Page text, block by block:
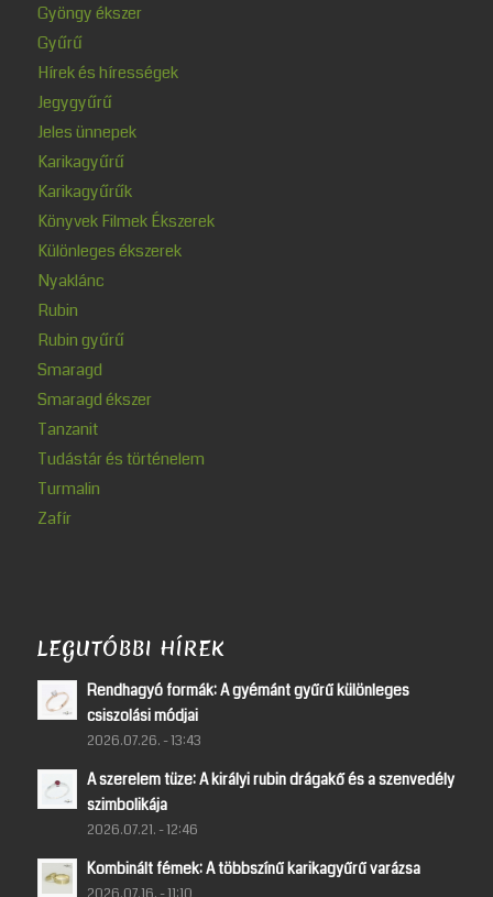
Gyöngy ékszer
Gyűrű
Hírek és hírességek
Jegygyűrű
Jeles ünnepek
Karikagyűrű
Karikagyűrűk
Könyvek Filmek Ékszerek
Különleges ékszerek
Nyaklánc
Rubin
Rubin gyűrű
Smaragd
Smaragd ékszer
Tanzanit
Tudástár és történelem
Turmalin
Zafír
LEGUTÓBBI HÍREK
Rendhagyó formák: A gyémánt gyűrű különleges
csiszolási módjai
2026.07.26. - 13:43
A szerelem tüze: A királyi rubin drágakő és a szenvedély
szimbolikája
2026.07.21. - 12:46
Kombinált fémek: A többszínű karikagyűrű varázsa